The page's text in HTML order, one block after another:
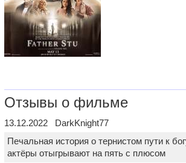
Отзывы о фильме
13.12.2022 DarkKnight77
Печальная история о тернистом пути к
актёры отыгрывают на пять с плюсом